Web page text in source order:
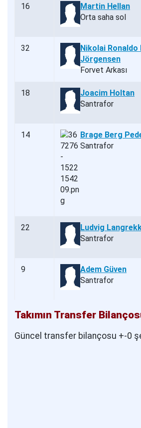
16
Martin Hellan
Orta saha sol
32
Nikolai Ronaldo
Jörgensen
Forvet Arkası
18
Joacim Holtan
Santrafor
14
Brage Berg
Santrafor
22
Ludvig
Santrafor
9
Adem Güven
Santrafor
Takımın Transfer
Güncel transfer bilançosu +-0